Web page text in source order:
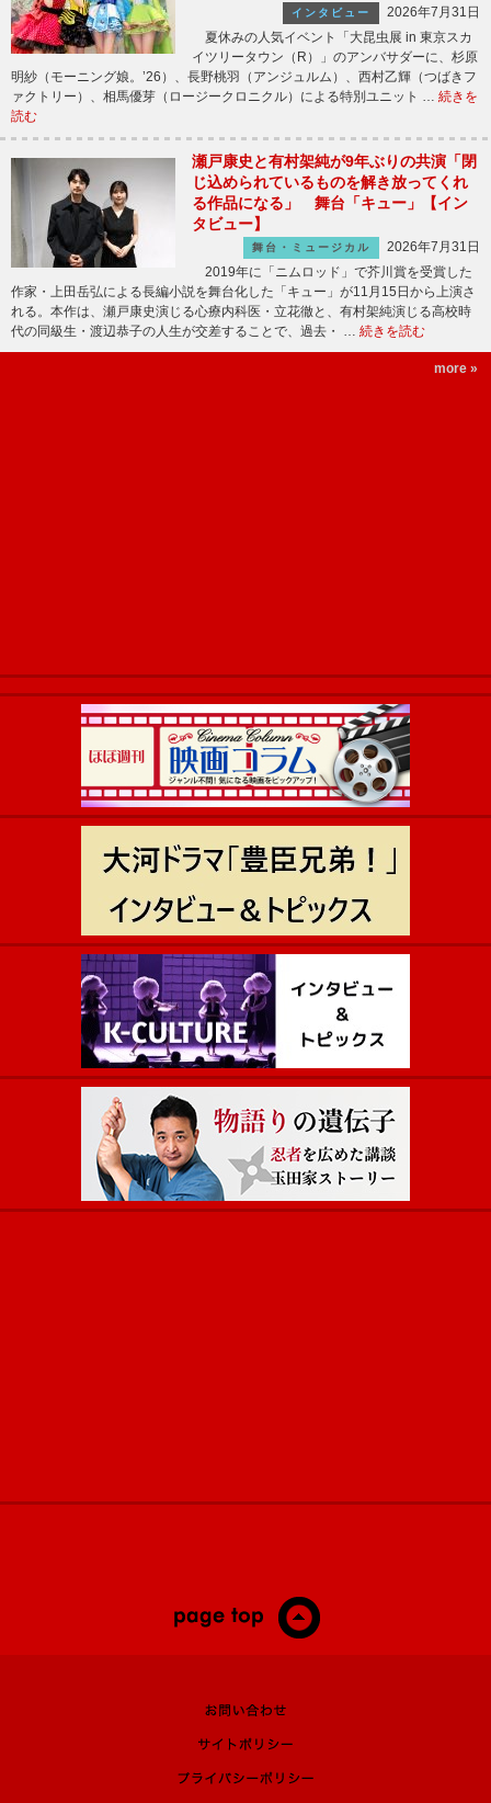
インタビュー
2026年7月31日
夏休みの人気イベント「大昆虫展 in 東京スカ
イツリータウン（R）」のアンバサダーに、杉原
明紗（モーニング娘。’26）、長野桃羽（アンジュルム）、西村乙輝（つばきフ
ァクトリー）、相馬優芽（ロージークロニクル）による特別ユニット … 続きを
読む
瀬戸康史と有村架純が9年ぶりの共演「閉
じ込められているものを解き放ってくれ
る作品になる」 舞台「キュー」【イン
タビュー】
舞台・ミュージカル
2026年7月31日
2019年に「ニムロッド」で芥川賞を受賞した
作家・上田岳弘による長編小説を舞台化した「キュー」が11月15日から上演さ
れる。本作は、瀬戸康史演じる心療内科医・立花徹と、有村架純演じる高校時
代の同級生・渡辺恭子の人生が交差することで、過去・ … 続きを読む
more »